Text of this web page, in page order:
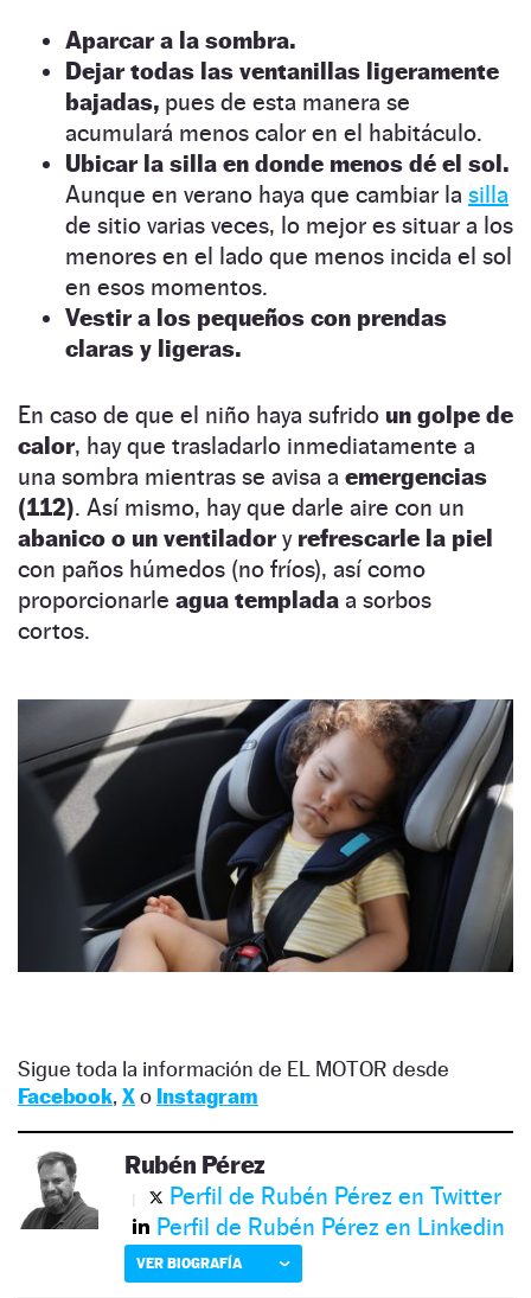
Aparcar a la sombra.
Dejar todas las ventanillas ligeramente
bajadas, pues de esta manera se
acumulará menos calor en el habitáculo.
Ubicar la silla en donde menos dé el sol.
Aunque en verano haya que cambiar la silla
de sitio varias veces, lo mejor es situar a los
menores en el lado que menos incida el sol
en esos momentos.
Vestir a los pequeños con prendas
claras y ligeras.
En caso de que el niño haya sufrido un golpe de
calor, hay que trasladarlo inmediatamente a
una sombra mientras se avisa a emergencias
(112). Así mismo, hay que darle aire con un
abanico o un ventiladory refrescarle la piel
con paños húmedos (no fríos), así como
proporcionarle agua templada a sorbos
cortos.
Sigue toda la información de EL MOTOR desde
Facebook, Xo Instagram
Rubén Pérez
Perfil de Rubén Pérez en Twitter
Perfil de Rubén Pérez en Linkedin
VER BIOGRAFÍA